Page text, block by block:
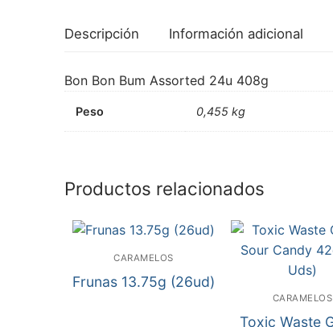
Descripción Información adicional
Bon Bon Bum Assorted 24u 408g
Peso 0,455 kg
Productos relacionados
CARAMELOS
Frunas 13.75g (26ud)
CARAMELOS
Toxic Waste